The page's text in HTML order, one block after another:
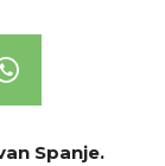
Spanje.